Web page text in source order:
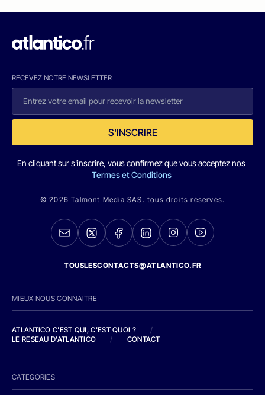
RECEVEZ NOTRE NEWSLETTER
S'INSCRIRE
En cliquant sur s'inscrire, vous confirmez que vous acceptez nos
Termes et Conditions
© 2026 Talmont Media SAS. tous droits réservés.
TOUSLESCONTACTS@ATLANTICO.FR
MIEUX NOUS CONNAITRE
ATLANTICO C'EST QUI, C'EST QUOI ?
/
LE RESEAU D'ATLANTICO
/ CONTACT
CATEGORIES